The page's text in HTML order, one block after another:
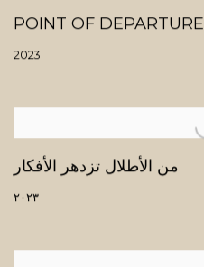
POINT OF DEPARTURE
2023
من الأطلال تزدهر الأفكار
٢٠٢٣